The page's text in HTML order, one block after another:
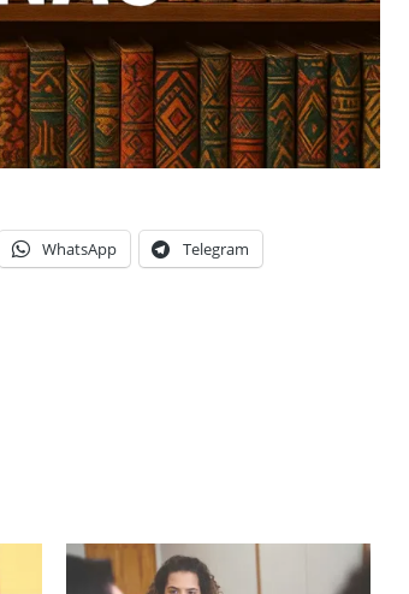
WhatsApp Telegram